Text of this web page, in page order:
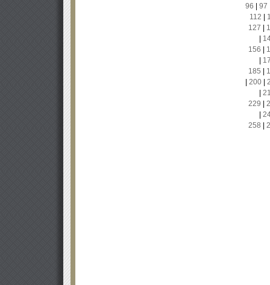
96
97
112
127
156
185
200|
229
258